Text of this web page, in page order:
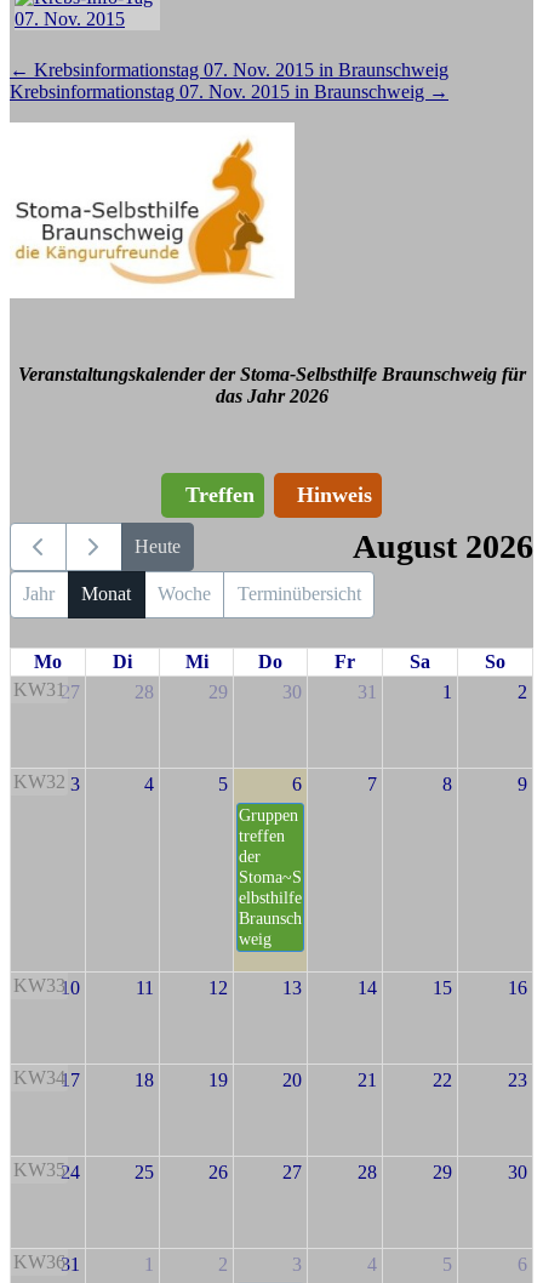
Beitragsnavigation
← Krebsinformationstag 07. Nov. 2015 in Braunschweig
Krebsinformationstag 07. Nov. 2015 in Braunschweig →
Veranstaltungskalender der Stoma-Selbsthilfe Braunschweig für
das Jahr 2026
Treffen Hinweis
Heute August 2026
Jahr Monat Woche Terminübersicht
Mo Di Mi Do Fr Sa
So
KW3127 28 29 30 31 1 2
KW32 3 4 5 6
Gruppen
treffen
der
Stoma~S
elbsthilfe
Braunsch
weig
7 8 9
KW3310 11 12 13 14 15 16
KW3417 18 19 20 21 22 23
KW3524 25 26 27 28 29 30
KW3631 1 2 3 4 5 6